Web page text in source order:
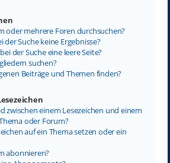
oder mehrere Foren durchsuchen?
der Suche keine Ergebnisse?
der Suche eine leere Seite?
suchen?
Beiträge und Themen finden?
zwischen einem Lesezeichen und einem
oder Forum?
auf ein Thema setzen oder ein
abonnieren?